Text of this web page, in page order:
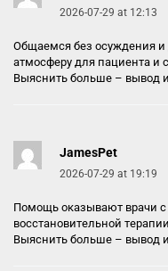
2026-07-29 at 12:13
Общаемся без осуждения и
атмосферу для пациента и
Выяснить больше – вывод
JamesPet
2026-07-29 at 19:19
Помощь оказывают врачи с
восстановительной
Выяснить больше – вывод